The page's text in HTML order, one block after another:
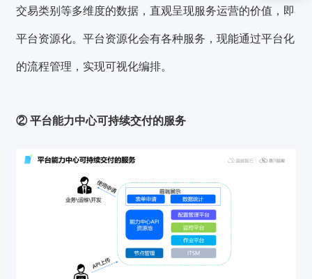
交易类别等多维度的数据，直观呈现服务运营的价值，即
平台资源化。平台资源化会有各种服务，现能通过平台化
的流程管理，实现可视化编排。
② 平台能力中心可持续交付的服务